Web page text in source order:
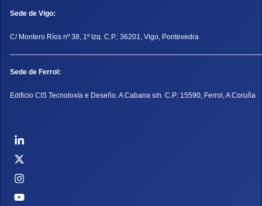
Sede de Vigo:
C/ Montero Ríos nº 38, 1º Izq. C.P.: 36201, Vigo, Pontevedra
Sede de Ferrol:
Edificio CIS Tecnoloxía e Deseño. A Cabana s/n. C.P: 15590, Ferrol, A Coruña